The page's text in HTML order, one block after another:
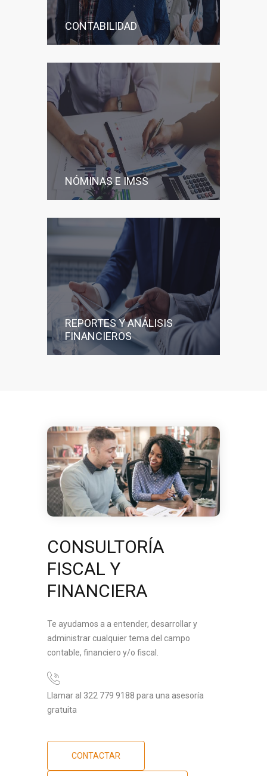
CONTABILIDAD
NÓMINAS E IMSS
REPORTES Y ANÁLISIS
FINANCIEROS
CONSULTORÍA
FISCAL Y
FINANCIERA
Te ayudamos a a entender, desarrollar y
administrar cualquier tema del campo
contable, financiero y/o fiscal.
Llamar al 322 779 9188 para una asesoría
gratuita
CONTACTAR